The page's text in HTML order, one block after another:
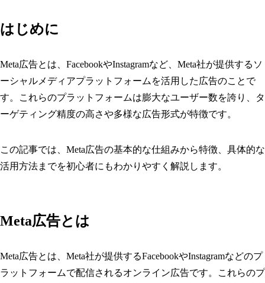
はじめに
Meta広告とは、FacebookやInstagramなど、Meta社が提供するソ
ーシャルメディアプラットフォームを活用した広告のことで
す。これらのプラットフォームは膨大なユーザー数を誇り、タ
ーゲティング精度の高さや多様な広告形式が特徴です。
この記事では、Meta広告の基本的な仕組みから特徴、具体的な
活用方法までを初心者にもわかりやすく解説します。
Meta広告とは
Meta広告とは、Meta社が提供するFacebookやInstagramなどのプ
ラットフォームで配信されるオンライン広告です。これらのプ